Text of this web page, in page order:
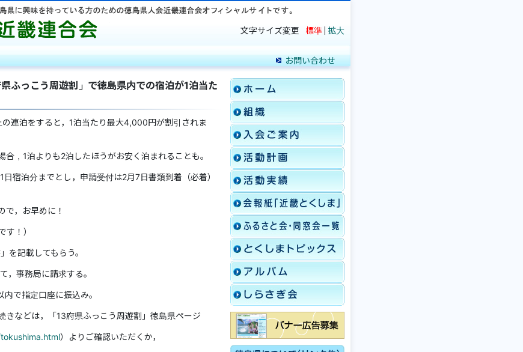
文字サイズ変更 標準 拡大
お問い合わせ
ふっこう周遊割」で徳島県内での宿泊が1泊当た
連泊をすると，1泊当たり最大4,000円が割引されま
，1泊よりも2泊したほうがお安く泊まれることも。
宿泊分までとし，申請受付は2月7日書類到着（必着）
で，お早めに！
！）
記載してもらう。
事務局に請求する。
で指定口座に振込み。
きなどは，「13府県ふっこう周遊割」徳島県ページ
）よりご確認いただくか，